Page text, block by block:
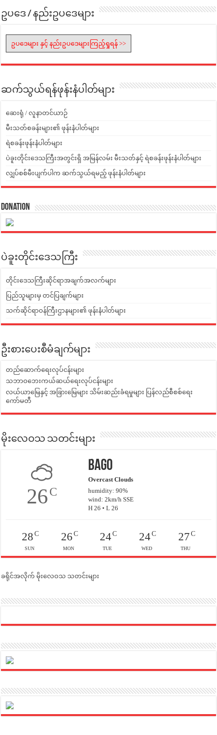
ဥပဒေ / နည်းဥပဒေများ
ဥပဒေများ နှင့် နည်းဥပဒေများကြည့်ရှုရန် >>
ဆက်သွယ်ရန်ဖုန်းနံပါတ်များ
ဆေးရုံ / လူနာတင်ယာဉ်
မီးသတ်စခန်းများ၏ ဖုန်းနံပါတ်များ
ရဲစခန်းဖုန်းနံပါတ်များ
ပဲခူးတိုင်းဒေသကြီးအတွင်းရှိ အမြန်လမ်း မီးသတ်နှင့် ရဲစခန်းဖုန်းနံပါတ်များ
လျှပ်စစ်မီးပျက်ပါက ဆက်သွယ်ရမည့် ဖုန်းနံပါတ်များ
Donation
ပဲခူးတိုင်းဒေသကြီး
တိုင်းဒေသကြီးဆိုင်ရာအချက်အလက်များ
ပြည်သူများမှ တင်ပြချက်များ
သက်ဆိုင်ရာဝန်ကြီးဌာနများ၏ ဖုန်းနံပါတ်များ
ဦးစားပေးစီမံချက်များ
တည်ဆောက်ရေးလုပ်ငန်းများ
သဘာဝဘေးကယ်ဆယ်ရေးလုပ်ငန်းများ
လယ်ယာမြေနှင့် အခြားမြေများ သိမ်းဆည်းခံရမှုများ ပြန်လည်စီစစ်ရေး
ကော်မတီ
မိုးလေဝသ သတင်းများ
26C
Bago
Overcast Clouds
humidity: 90%
wind: 2km/h SSE
H 26 • L 26
28C
SUN
26C
MON
24C
TUE
24C
WED
27C
THU
ခရိုင်အလိုက် မိုးလေဝသ သတင်းများ